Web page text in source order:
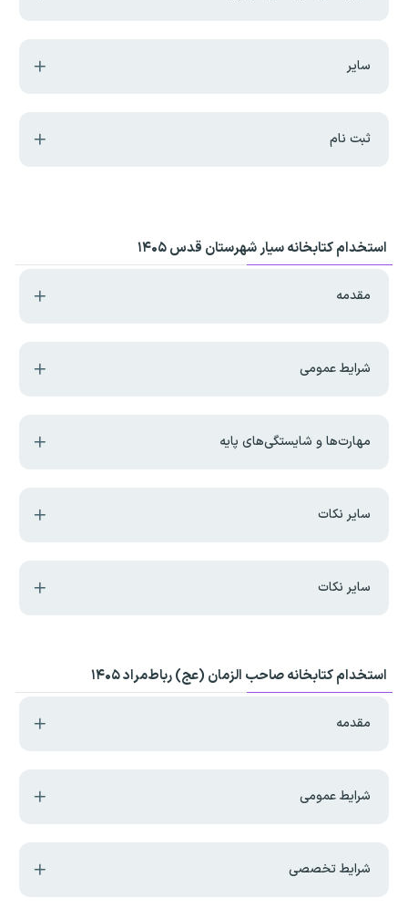
سایر
ثبت نام
استخدام کتابخانه سیار شهرستان قدس ۱۴۰۵
مقدمه
شرایط عمومی
مهارت‌ها و شایستگی‌های پایه
سایر نکات
سایر نکات
استخدام کتابخانه صاحب الزمان (عج) رباط‌مراد ۱۴۰۵
مقدمه
شرایط عمومی
شرایط تخصصی